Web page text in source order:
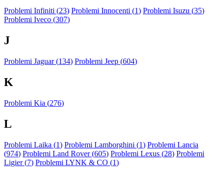
Problemi Infiniti (23) Problemi Innocenti (1) Problemi Isuzu (35)
Problemi Iveco (307)
J
Problemi Jaguar (134) Problemi Jeep (604)
K
Problemi Kia (276)
L
Problemi Laika (1) Problemi Lamborghini (1) Problemi Lancia
(974) Problemi Land Rover (605) Problemi Lexus (28) Problemi
Ligier (7) Problemi LYNK & CO (1)